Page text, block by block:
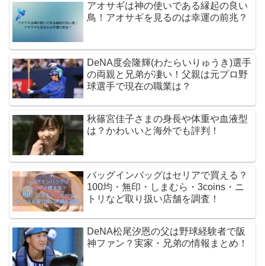
アオサギは神の使いである縁起の良い
鳥！アオサギを見るのは幸運の前兆？
DeNA度会隆輝(わたらいりゅうき)選手
の両親と兄弟が凄い！父親は元プロ野
球選手で現在の職業は？
秋篠宮佳子さまの身長や体重や血液型
は？かわいいと海外でも評判！
バッグインバッグはセリアで買える？
100均・無印・しまむら・3coins・ニ
トリなど取り扱い店舗を調査！
DeNA松尾汐恩の父は野球経験者で阪
神ファン？実家・兄弟の情報まとめ！